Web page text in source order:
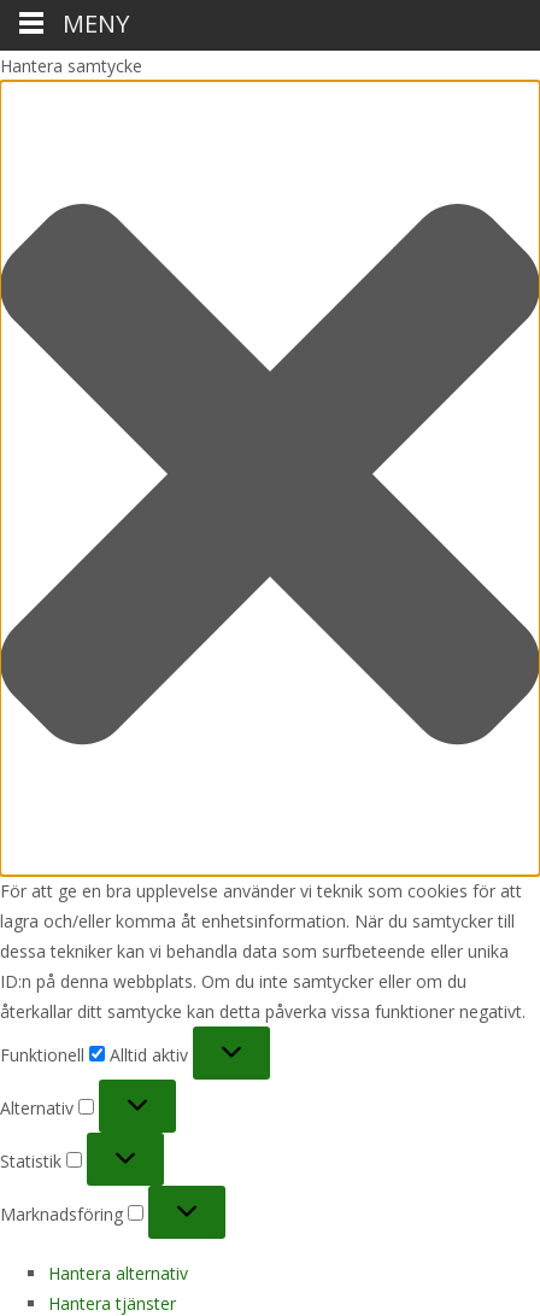
Hantera samtycke
För att ge en bra upplevelse använder vi teknik som cookies för att
lagra och/eller komma åt enhetsinformation. När du samtycker till
dessa tekniker kan vi behandla data som surfbeteende eller unika
ID:n på denna webbplats. Om du inte samtycker eller om du
återkallar ditt samtycke kan detta påverka vissa funktioner negativt.
Funktionell
Alltid aktiv
Alternativ
Statistik
Marknadsföring
Hantera alternativ
Hantera tjänster
MENY